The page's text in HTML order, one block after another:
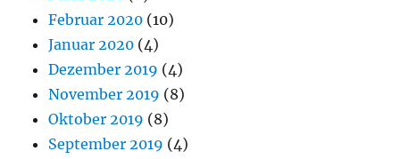
Februar 2020 (10)
Januar 2020 (4)
Dezember 2019 (4)
November 2019 (8)
Oktober 2019 (8)
September 2019 (4)